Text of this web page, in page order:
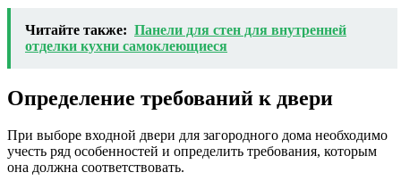
Читайте также: Панели для стен для внутренней
отделки кухни самоклеющиеся
Определение требований к двери
При выборе входной двери для загородного дома необходимо
учесть ряд особенностей и определить требования, которым
она должна соответствовать.